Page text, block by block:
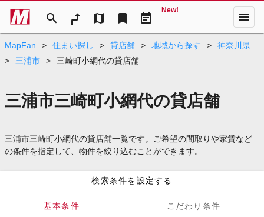
search map bookmark event_note
New! menu
MapFan > 住まい探し > 貸店舗 > 地域から探す >
神奈川県
>
三浦市 > 三崎町小網代の貸店舗
三浦市三崎町小網代の貸店舗
三浦市三崎町小網代の貸店舗一覧です。ご希望の間取りや家賃など
の条件を指定して、物件を絞り込むことができます。
検索条件を設定する
基本条件 こだわり条件